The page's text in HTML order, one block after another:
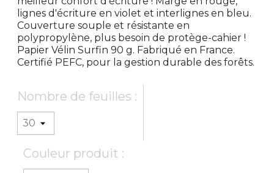
lignes d'écriture en violet et interlignes en bleu.
Couverture souple et résistante en
polypropylène, plus besoin de protège-cahier !
Papier Vélin Surfin 90 g. Fabriqué en France.
Certifié PEFC, pour la gestion durable des forêts.
Nombre de feuilles :
Couleur produit :